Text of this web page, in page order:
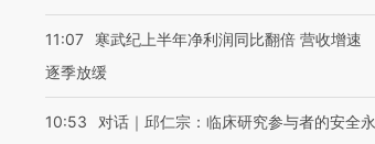
11:07
寒武纪上半年净利润同比翻倍 营收增速
逐季放缓
10:53
对话｜邱仁宗：临床研究参与者的安全永